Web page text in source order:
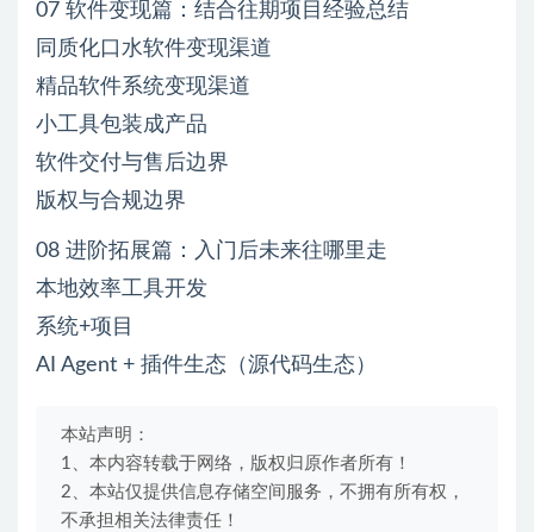
07 软件变现篇：结合往期项目经验总结
同质化口水软件变现渠道
精品软件系统变现渠道
小工具包装成产品
软件交付与售后边界
版权与合规边界
08 进阶拓展篇：入门后未来往哪里走
本地效率工具开发
系统+项目
AI Agent + 插件生态（源代码生态）
本站声明：
1、本内容转载于网络，版权归原作者所有！
2、本站仅提供信息存储空间服务，不拥有所有权，
不承担相关法律责任！